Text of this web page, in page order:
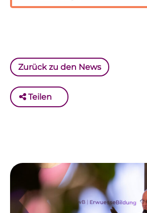
Zurück zu den News
Teilen